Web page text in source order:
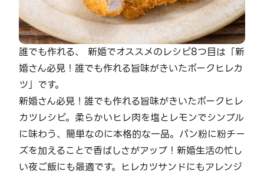
誰でも作れる、 新婚でオススメのレシピ8つ目は「新
婚さん必見！誰でも作れる旨味がきいたポークヒレカ
ツ」です。
新婚さん必見！誰でも作れる旨味がきいたポークヒレ
カツレシピ。柔らかいヒレ肉を塩とレモンでシンプル
に味わう、簡単なのに本格的な一品。パン粉に粉チー
ズを加えることで香ばしさがアップ！新婚生活の忙し
い夜ご飯にも最適です。ヒレカツサンドにもアレンジ